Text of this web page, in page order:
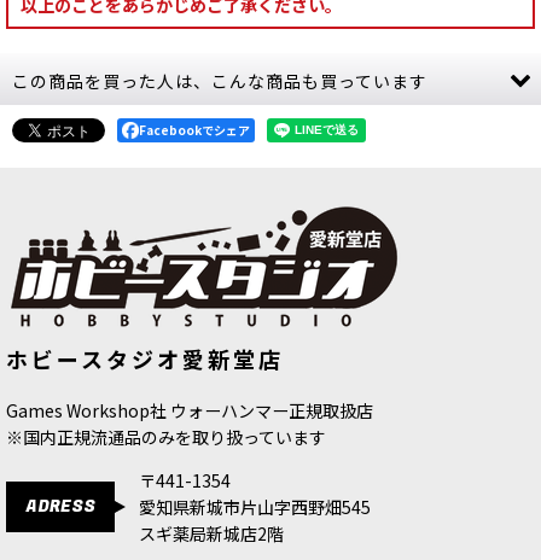
以上のことをあらかじめご了承ください。
この商品を買った人は、こんな商品も買っています
ールド(ライト色) [77116 ]
ル
Facebookでシェア
ホビースタジオ愛新堂店
Games Workshop社 ウォーハンマー正規取扱店
※国内正規流通品のみを取り扱っています
ADRESS
〒441-1354
愛知県新城市片山字西野畑545
スギ薬局新城店2階